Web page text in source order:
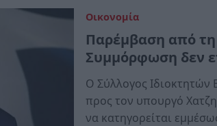
Οικονομία
Παρέμβαση από
Συμμόρφωση δεν
Ο Σύλλογος Ιδιοκτητών
προς τον υπουργό
να κατηγορείται